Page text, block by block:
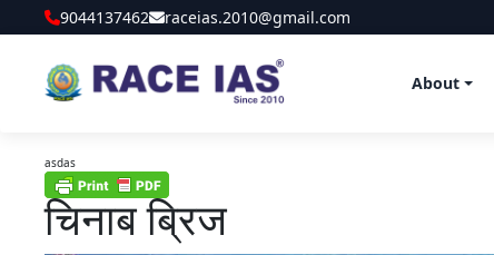
9044137462 raceias.2010@gmail.com
About
asdas
चिनाब ब्रिज